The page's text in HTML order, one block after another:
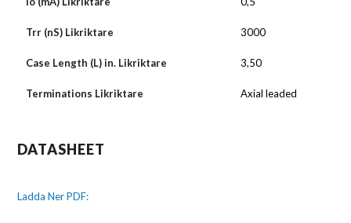
Trr (nS) Likriktare 3000
Case Length (L) in. Likriktare 3,50
Terminations Likriktare Axial leaded
DATASHEET
Ladda Ner PDF: